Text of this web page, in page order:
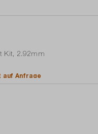
Kit, 2.92mm
auf Anfrage